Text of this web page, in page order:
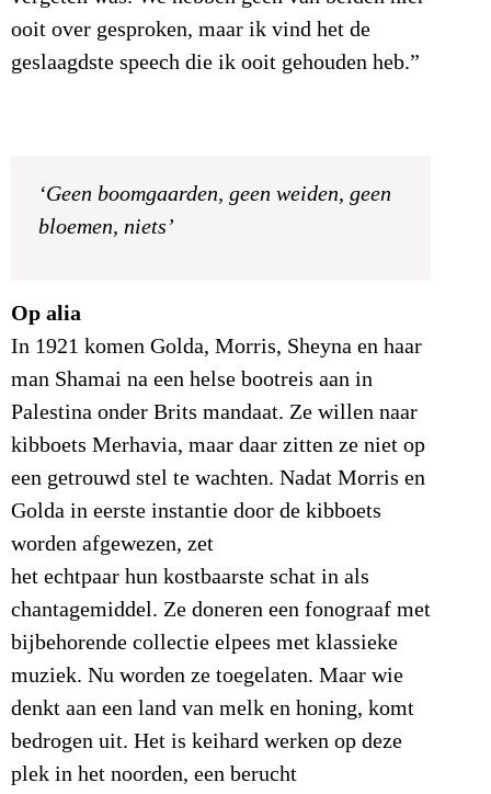
ooit over gesproken, maar ik vind het de
geslaagdste speech die ik ooit gehouden heb.”
‘Geen boomgaarden, geen weiden, geen
bloemen, niets’
Op alia
In 1921 komen Golda, Morris, Sheyna en haar
man Shamai na een helse bootreis aan in
Palestina onder Brits mandaat. Ze willen naar
kibboets Merhavia, maar daar zitten ze niet op
een getrouwd stel te wachten. Nadat Morris en
Golda in eerste instantie door de kibboets
worden afgewezen, zet
het echtpaar hun kostbaarste schat in als
chantagemiddel. Ze doneren een fonograaf met
bijbehorende collectie elpees met klassieke
muziek. Nu worden ze toegelaten. Maar wie
denkt aan een land van melk en honing, komt
bedrogen uit. Het is keihard werken op deze
plek in het noorden, een berucht